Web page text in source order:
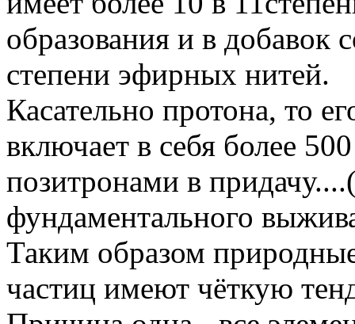
образования и в добавок
степени эфирных нитей.
Касательно протона, то
включает в себя более
позитронами в
фундаментального
Таким образом
частиц имеют чёткую